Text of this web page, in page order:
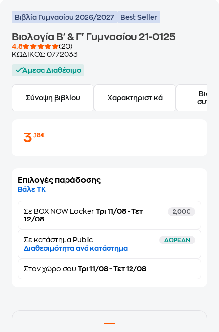
Βιβλία Γυμνασίου 2026/2027 Best Seller
Βιολογία Β' & Γ' Γυμνασίου 21-0125
4.8
(20)
ΚΩΔΙΚΟΣ: 0772033
Άμεσα Διαθέσιμο
Σύνοψη βιβλίου Χαρακτηριστικά
3,18€
Επιλογές παράδοσης
Βάλε ΤΚ
Σε BOX NOW Locker Τρι 11/08 - Τετ
12/08
2,00€
Σε κατάστημα Public ΔΩΡΕΑΝ
Διαθεσιμότητα ανά κατάστημα
Στον χώρο σου Τρι 11/08 - Τετ 12/08